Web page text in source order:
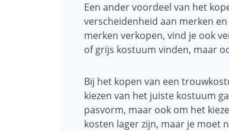
Een ander voordeel van het
verscheidenheid aan merken
merken verkopen, vind je ook
of grijs kostuum vinden, maar
Bij het kopen van een
kiezen van het juiste kostuum
pasvorm, maar ook om het
kosten lager zijn, maar je moet